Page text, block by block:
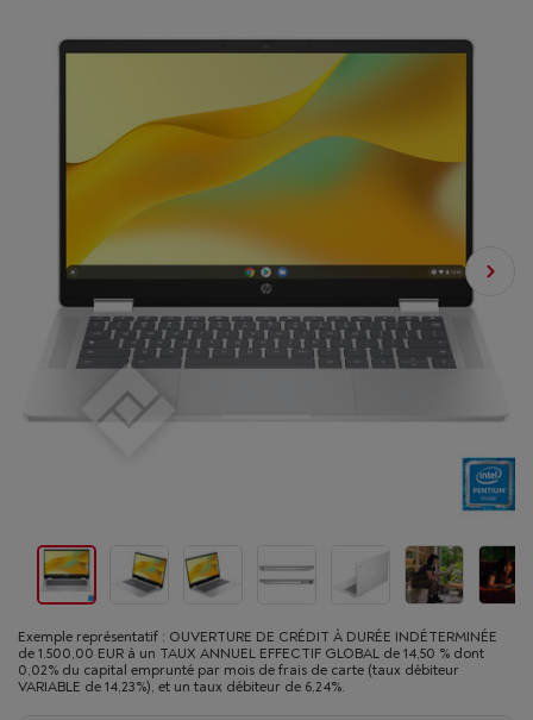
Exemple représentatif : OUVERTURE DE CRÉDIT À DURÉE INDÉTERMINÉE
de 1.500,00 EUR à un TAUX ANNUEL EFFECTIF GLOBAL de 14,50 % dont
0,02% du capital emprunté par mois de frais de carte (taux débiteur
VARIABLE de 14,23%), et un taux débiteur de 6,24%.